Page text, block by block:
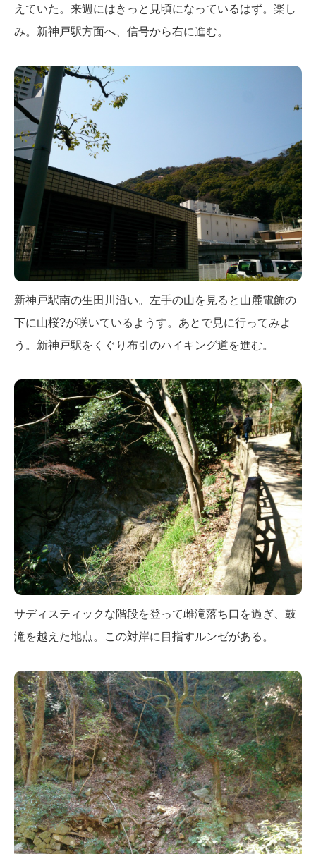
えていた。来週にはきっと見頃になっているはず。楽し
み。新神戸駅方面へ、信号から右に進む。
新神戸駅南の生田川沿い。左手の山を見ると山麓電飾の
下に山桜?が咲いているようす。あとで見に行ってみよ
う。新神戸駅をくぐり布引のハイキング道を進む。
サディスティックな階段を登って雌滝落ち口を過ぎ、鼓
滝を越えた地点。この対岸に目指すルンゼがある。